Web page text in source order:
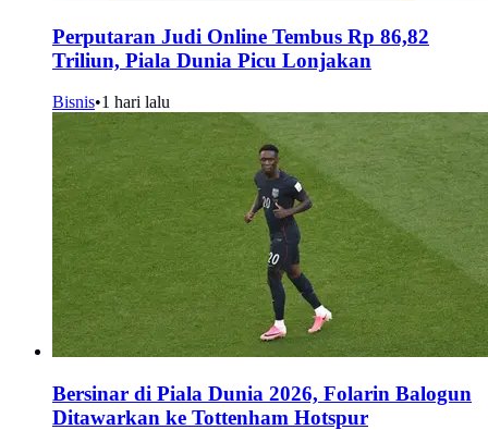
Perputaran Judi Online Tembus Rp 86,82
Triliun, Piala Dunia Picu Lonjakan
Bisnis•1 hari lalu
Bersinar di Piala Dunia 2026, Folarin Balogun
Ditawarkan ke Tottenham Hotspur